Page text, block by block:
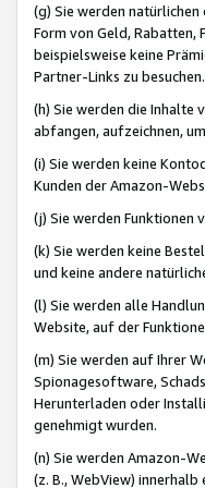
(g) Sie werden
Form von Geld, Rabatten,
beispielsweise keine
Partner-Links zu besuchen.
(h) Sie werden die Inhalte
abfangen, aufzeichnen,
(i) Sie werden keine
Kunden der Amazon-
(j) Sie werden Funktionen
(k) Sie werden keine
und keine andere
(l) Sie werden alle
Website, auf der
(m) Sie werden auf Ihrer
Spionagesoftware,
Herunterladen oder
genehmigt wurden.
(n) Sie werden Amazon-
(z. B., WebView)